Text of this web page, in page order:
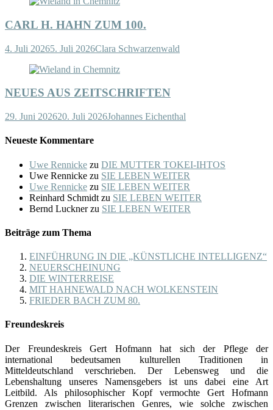
CARL H. HAHN ZUM 100.
4. Juli 20265. Juli 2026Clara Schwarzenwald
NEUES AUS ZEITSCHRIFTEN
29. Juni 202620. Juli 2026Johannes Eichenthal
Neueste Kommentare
Uwe Rennicke zu DIE MUTTER TOKEI-IHTOS
Uwe Rennicke zu SIE LEBEN WEITER
Uwe Rennicke zu SIE LEBEN WEITER
Reinhard Schmidt zu SIE LEBEN WEITER
Bernd Lucknerzu SIE LEBEN WEITER
Beiträge zum Thema
EINFÜHRUNG IN DIE „KÜNSTLICHE INTELLIGENZ“
NEUERSCHEINUNG
DIE WINTERREISE
MIT HAHNEWALD NACH WOLKENSTEIN
FRIEDER BACH ZUM 80.
Freundeskreis
Der Freundeskreis Gert Hofmann hat sich der Pflege der
international bedeutsamen kulturellen Traditionen in
Mitteldeutschland verschrieben. Der Lebensweg und die
Lebenshaltung unseres Namensgebers ist uns dabei eine Art
Leitbild. Als philosophischer Kopf vermochte Gert Hofmann
Grenzen zwischen literarischen Genres, wie solche zwischen